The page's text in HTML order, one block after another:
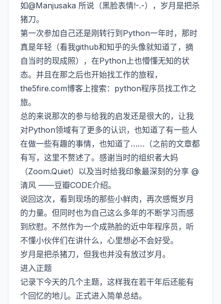
如@Manjusaka 所说（黑脸表情!-.-），岁月是把杀
猪刀。
第一次参加自己还是刚转行到Python一年时，那时
真是年轻（看我github和知乎的头像就知道了，摘
自当时的现成照），在Python上也懵懂无知的状
态。并且在那之后也开始找工作的旅程，
the5fire.com博客上搜索：python程序员找工作之
旅。
总的来说那次的参与给我的启发还是很大的，让我
对Python领域有了更多的认识，也知道了有一些人
在做一些有趣的事情，也知道了……（之前的文章都
有写，这里不赘述了。感谢当时的组织者大妈
（Zoom.Quiet）以及当时给我印象最深刻的分享 @
清风 ——豆瓣CODE介绍。
说回这次，看到现场的那些小鲜肉，再次感慨岁月
的力量。但同时也为自己这么多年的不断学习而感
到欣慰。不然作为一个成熟脸的近中年程序员，听
不懂小伙伴们在讲什么，心里想必不会好受。
岁月是把杀猪刀，但我也并没有放过岁月。
进入正题
记录下今天的几个主题，这样我在若干年后还能有
个回忆的地儿。正式进入简单总结。